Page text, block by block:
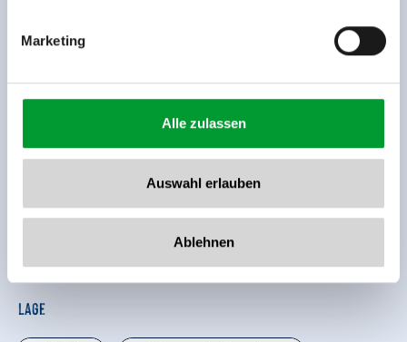
Marketing
Alle zulassen
Auswahl erlauben
Ablehnen
Ausstattung der Unterkunft
🏝Nichtraucherhaus
🐈Parkplatz
weitere Ausstattungsmerkmale
Lage